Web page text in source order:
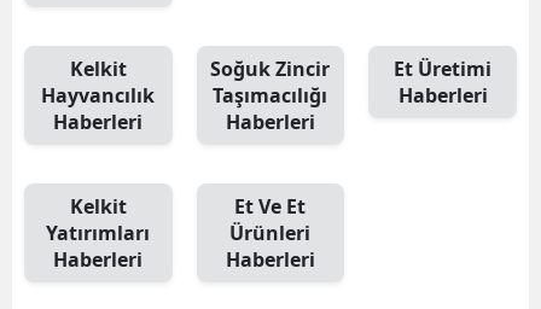
Kelkit
Hayvancılık
Haberleri
Soğuk Zincir
Taşımacılığı
Haberleri
Et Üretimi
Haberleri
Kelkit
Yatırımları
Haberleri
Et Ve Et
Ürünleri
Haberleri